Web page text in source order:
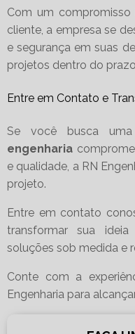
Com um
cliente, a empresa se
e segurança em suas
projetos dentro do
Entre em Contato e
Se você busca
engenharia
e qualidade, a RN
projeto.
Entre em contato
transformar sua ideia
soluções sob medida e
Conte com a
Engenharia para